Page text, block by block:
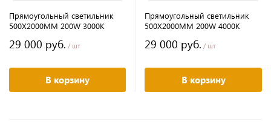
Прямоугольный светильник
500Х2000MM 200W 3000K
29 000 руб. / шт
В корзину
Прямоугольный светильник
500Х2000MM 200W 4000K
29 000 руб. / шт
В корзину